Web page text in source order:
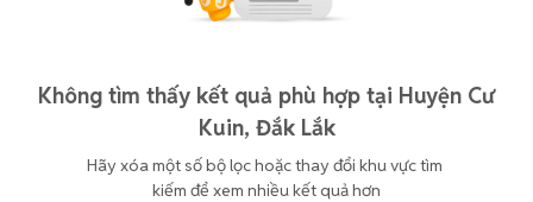
Không tìm thấy kết quả phù hợp tại Huyện Cư
Kuin, Đắk Lắk
Hãy xóa một số bộ lọc hoặc thay đổi khu vực tìm
kiếm để xem nhiều kết quả hơn